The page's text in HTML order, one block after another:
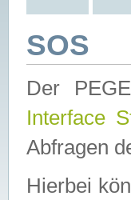
SOS
Der
Interface
Abfragen
Hierbei